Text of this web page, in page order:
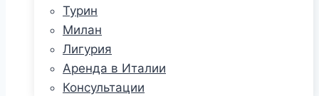
Турин
Милан
Лигурия
Аренда в Италии
Консультации